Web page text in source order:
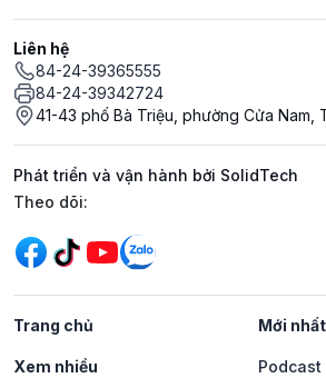
Liên hệ
84-24-39365555
84-24-39342724
41-43 phố Bà Triệu, phường Cửa Nam,
Phát triển và vận hành bởi SolidTech
Mạng xã hội
Theo dõi:
Trang chủ Mới nhất
Xem nhiều Podcast